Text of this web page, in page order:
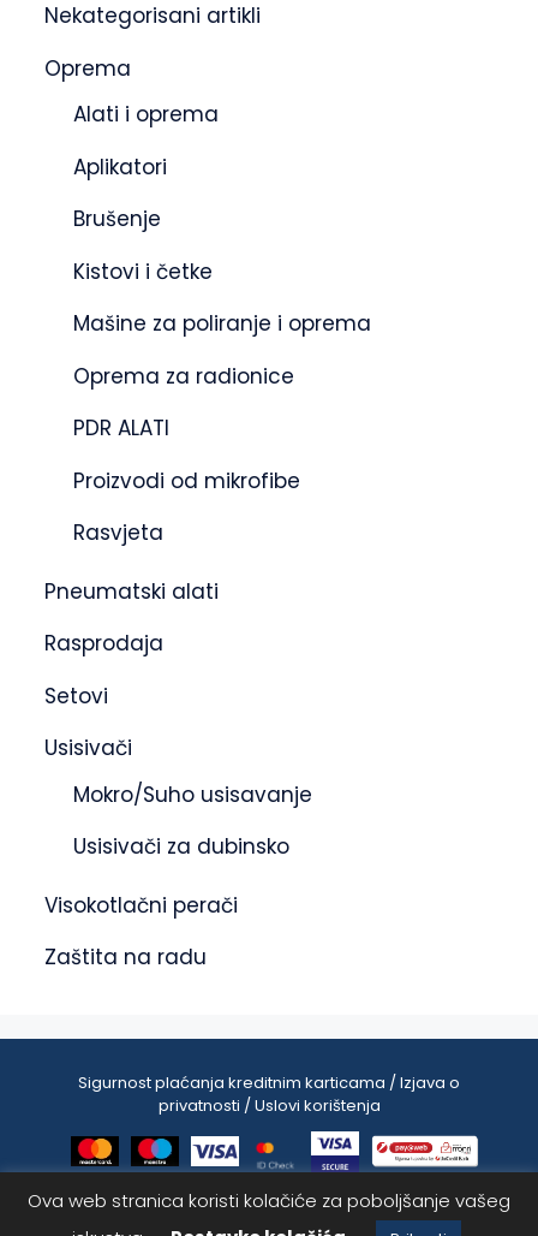
Nekategorisani artikli
Oprema
Alati i oprema
Aplikatori
Brušenje
Kistovi i četke
Mašine za poliranje i oprema
Oprema za radionice
PDR ALATI
Proizvodi od mikrofibe
Rasvjeta
Pneumatski alati
Rasprodaja
Setovi
Usisivači
Mokro/Suho usisavanje
Usisivači za dubinsko
Visokotlačni perači
Zaštita na radu
Sigurnost plaćanja kreditnim karticama / Izjava o
privatnosti / Uslovi korištenja
KM Dodaj u korpu
Ova web stranica koristi kolačiće za poboljšanje vašeg